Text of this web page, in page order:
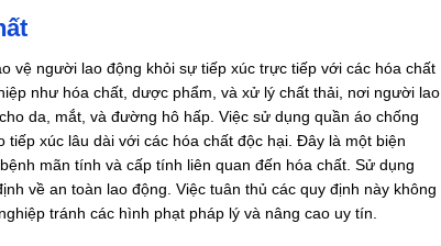
vệ người lao động khỏi sự tiếp xúc trực tiếp với các hóa chất
như hóa chất, dược phẩm, và xử lý chất thải, nơi người lao
da, mắt, và đường hô hấp. Việc sử dụng quần áo chống
xúc lâu dài với các hóa chất độc hại. Đây là một biện
mãn tính và cấp tính liên quan đến hóa chất. Sử dụng
về an toàn lao động. Việc tuân thủ các quy định này không
tránh các hình phạt pháp lý và nâng cao uy tín.